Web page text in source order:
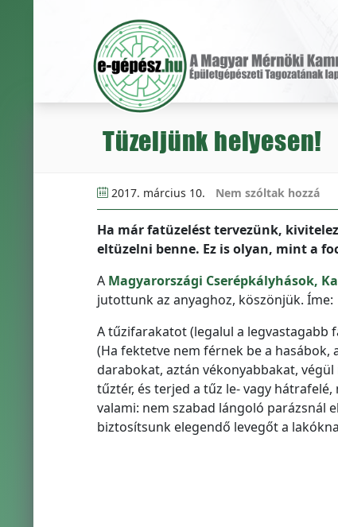
Tüzeljünk helyesen!
2017. március 10. Nem szóltak hozzá
Ha már fatüzelést tervezünk,
eltüzelni benne. Ez is olyan, mint a
A Magyarországi Cserépkályhások,
jutottunk az anyaghoz, köszönjük. Íme:
A tűzifarakatot (legalul a legvastagabb
(Ha fektetve nem férnek be a
darabokat, aztán vékonyabbakat,
tűztér, és terjed a tűz le- vagy
valami: nem szabad lángoló parázsnál
biztosítsunk elegendő levegőt a